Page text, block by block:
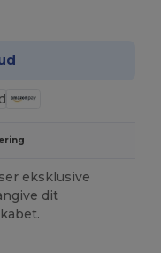
eksklusive
dit